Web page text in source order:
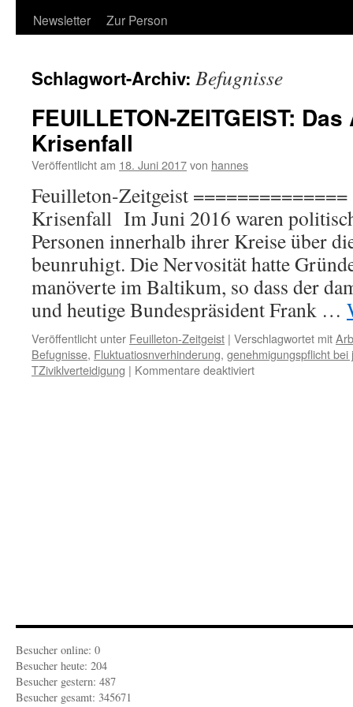
Newsletter
Zur Person
Schlagwort-Archiv: Befugnisse
FEUILLETON-ZEITGEIST:
Krisenfall
Veröffentlicht am 18. Juni 2017von hannes
Feuilleton-Zeitgeist
Krisenfall Im Juni 2016 waren
Personen innerhalb ihrer Kreise über
beunruhigt. Die Nervosität hatte
manöverte im Baltikum, so dass der
und heutige Bundespräsident Frank …
Veröffentlicht unter Feuilleton-Zeitgeist | Verschlagwortet mit
Befugnisse, Fluktuatiosnverhinderung, genehmigungspflicht bei
TZiviklverteidigung | Kommentare deaktiviertfür
Besucher online: 0
Besucher heute: 204
Besucher gestern: 487
Besucher gesamt: 345671